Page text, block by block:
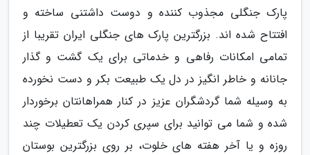
پارک جنگلی مجذوب کننده و دوست داشتنی ساخته و
افتتاح شده اند. بزرگترین پارک های جنگلی ایران تقریبا از
تمامی امکانات رفاهی و خدماتی برای یک گشت و گذار
جانانه و خاطر انگیز در دل یک طبیعت بکر و دست نخورده
به وسیله شما گردشگران عزیز در کنار همراهانتان برخوردار
شده و شما می توانید برای سپری کردن یک تعطیلات چند
روزه و یا آخر هفته های خلوت، بر روی بزرگترین بوستان